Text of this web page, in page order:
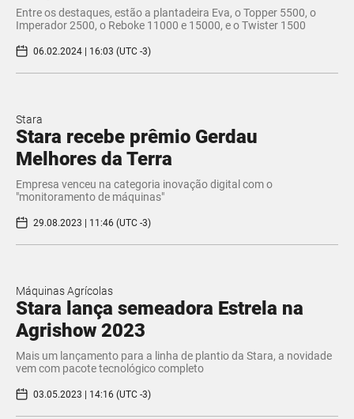
Entre os destaques, estão a plantadeira Eva, o Topper 5500, o
Imperador 2500, o Reboke 11000 e 15000, e o Twister 1500
06.02.2024 | 16:03 (UTC -3)
Stara
Stara recebe prêmio Gerdau
Melhores da Terra
Empresa venceu na categoria inovação digital com o
"monitoramento de máquinas"
29.08.2023 | 11:46 (UTC -3)
Máquinas Agrícolas
Stara lança semeadora Estrela na
Agrishow 2023
Mais um lançamento para a linha de plantio da Stara, a novidade
vem com pacote tecnológico completo
03.05.2023 | 14:16 (UTC -3)